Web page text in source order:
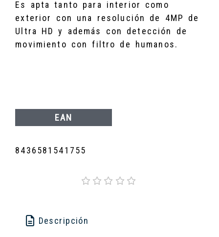
Es apta tanto para interior como
exterior con una resolución de 4MP de
Ultra HD y además con detección de
movimiento con filtro de humanos.
EAN
8436581541755
Descripción